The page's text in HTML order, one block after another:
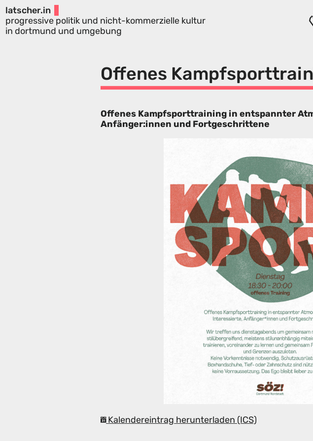
latscher.in
progressive politik und nicht-kommerzielle kultur
in dortmund und umgebung
Offenes
Offenes Kampfsporttraining in entspannter
Anfänger:innen und Fortgeschrittene
Kalendereintrag herunterladen (ICS)